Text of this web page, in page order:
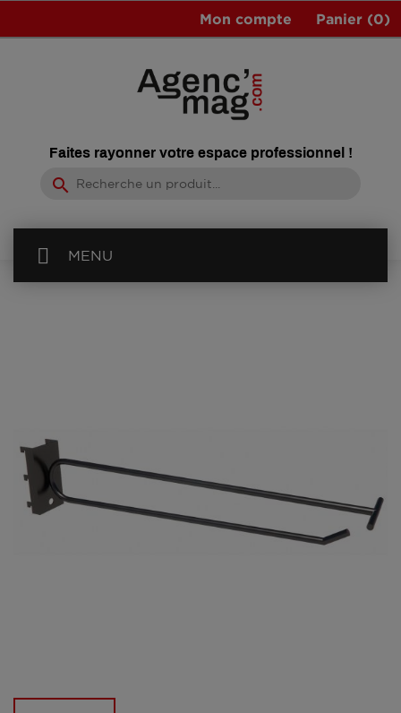
Panier (0)
Mon compte
Faites rayonner votre espace professionnel !
search
MENU